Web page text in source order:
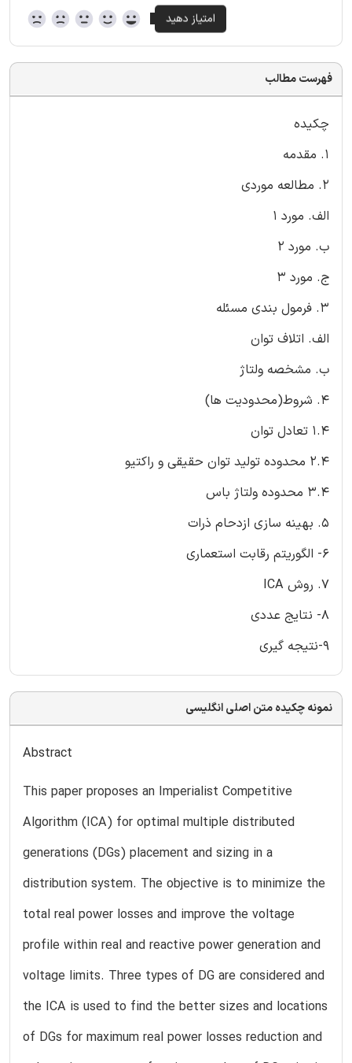
فهرست مطالب
چکیده
1. مقدمه
2. مطالعه موردی
الف. مورد 1
ب. مورد 2
ج. مورد 3
3. فرمول بندی مسئله
الف. اتلاف توان
ب. مشخصه ولتاژ
4. شروط(محدودیت ها)
1.4 تعادل توان
2.4 محدوده تولید توان حقیقی و راکتیو
3.4 محدوده ولتاژ باس
5. بهینه سازی ازدحام ذرات
6- الگوریتم رقابت استعماری
7. روش ICA
8- نتایج عددی
9-نتیجه گیری
نمونه چکیده متن اصلی انگلیسی
Abstract
This paper proposes an Imperialist Competitive
Algorithm (ICA) for optimal multiple distributed
generations (DGs) placement and sizing in a
distribution system. The objective is to minimize the
total real power losses and improve the voltage
profile within real and reactive power generation and
voltage limits. Three types of DG are considered and
the ICA is used to find the better sizes and locations
of DGs for maximum real power losses reduction and